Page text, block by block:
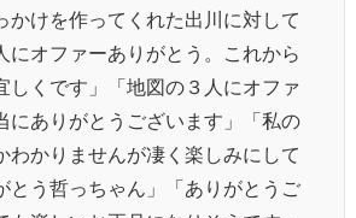
かけを作ってくれた出川に対して
にオファーありがとう。これから
しくです」「地図の３人にオファ
にありがとうございます」「私の
わかりませんが凄く楽しみにして
とう哲っちゃん」「ありがとうご